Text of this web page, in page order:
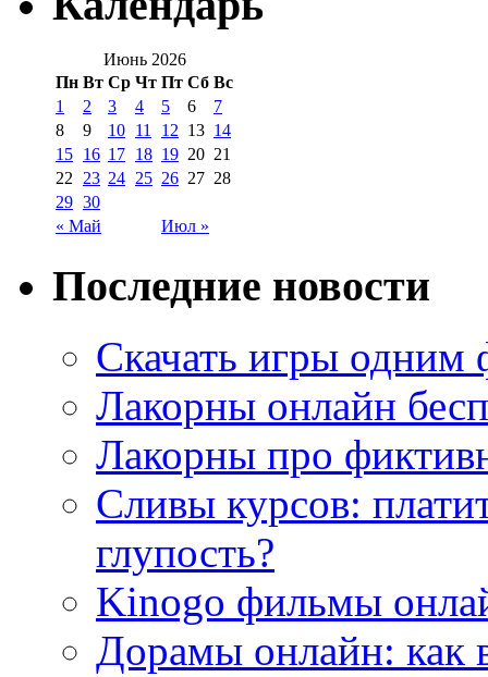
Июнь 2026
Пн Вт Ср Чт Пт Сб Вс
« Май Июл »
1 2 3 4 5 6
7
8
9 10 11 12 13 14
15 16 17 18 19 20 21
22 23 24 25 26 27 28
29 30
Последние новости
Скачать игры одним
Лакорны онлайн
Лакорны про
Сливы курсов:
глупость?
Kinogo фильмы
Дорамы онлайн: как